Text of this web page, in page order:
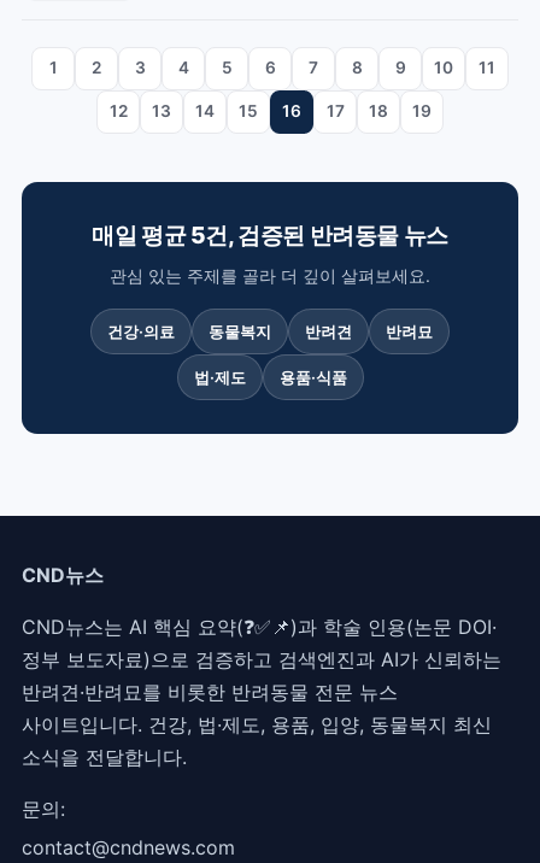
1 2 3 4 5 6 7 8 9 10 11
12 13 14 15 16 17 18 19
매일 평균 5건, 검증된 반려동물 뉴스
관심 있는 주제를 골라 더 깊이 살펴보세요.
건강·의료 동물복지 반려견 반려묘
법·제도 용품·식품
CND뉴스
CND뉴스는 AI 핵심 요약(❓✅📌)과 학술 인용(논문 DOI·
정부 보도자료)으로 검증하고 검색엔진과 AI가 신뢰하는
반려견·반려묘를 비롯한 반려동물 전문 뉴스
사이트입니다. 건강, 법·제도, 용품, 입양, 동물복지 최신
소식을 전달합니다.
문의:
contact@cndnews.com